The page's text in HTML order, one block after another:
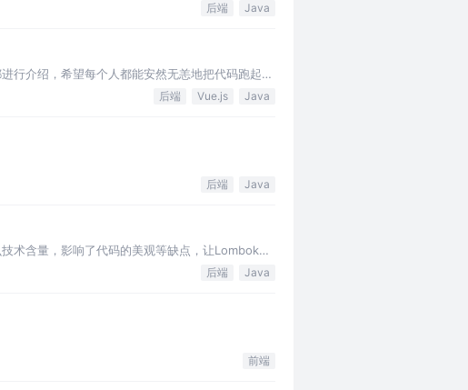
后端 Java
行介绍，希望每个人都能安然无恙地把代码跑起
后端 Vue.js Java
后端 Java
术含量，影响了代码的美观等缺点，让Lombok应
后端 Java
前端